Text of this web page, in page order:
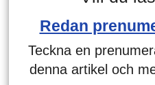
Redan
Teckna en
denna artikel och